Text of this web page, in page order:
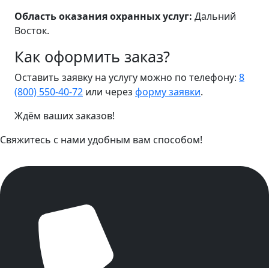
Область оказания охранных услуг: Дальний
Восток.
Как оформить заказ?
Оставить заявку на услугу можно по телефону: 8
(800) 550-40-72 или через форму заявки.
Ждём ваших заказов!
Свяжитесь с нами удобным вам способом!